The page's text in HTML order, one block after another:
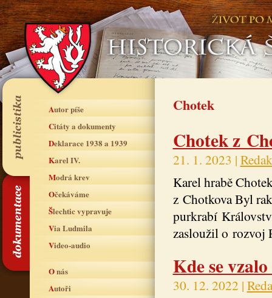
Autor píše
Citáty a dokumenty
Deklarace 1938 a 1939
Karel IV.
Modrá krev
Očekáváme
Šlechtic vypravuje
Via Ludmila
Video-audio
O nás
Autoři
Chotek
Chotek z
21. 1. 2023 |
Karel hrabě
z Chotkova Byl
purkrabí
zasloužil o rozvoj
Kde se
30. 12. 2022 |